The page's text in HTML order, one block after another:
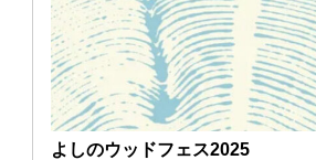
よしのウッドフェス2025